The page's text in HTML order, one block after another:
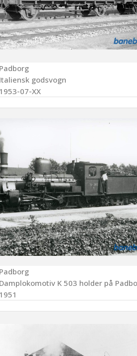
Padborg
Italiensk godsvogn
1953-07-XX
Padborg
Damplokomotiv K 503 holder på
1951